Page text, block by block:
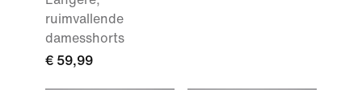
ruimvallende
damesshorts
€ 59,99